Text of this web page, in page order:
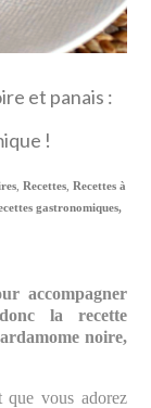
et panais :
!
Recettes Recettes à
gastronomiques,
accompagner
la recette
noire,
vous adorez